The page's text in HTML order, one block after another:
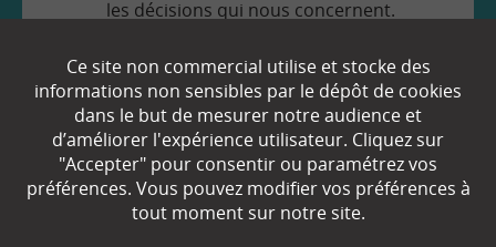
les décisions qui nous concernent.
EN SAVOIR+
Ce site non commercial utilise et stocke des
informations non sensibles par le dépôt de cookies
dans le but de mesurer notre audience et
d’améliorer l'expérience utilisateur. Cliquez sur
"Accepter" pour consentir ou paramétrez vos
préférences. Vous pouvez modifier vos préférences à
tout moment sur notre site.